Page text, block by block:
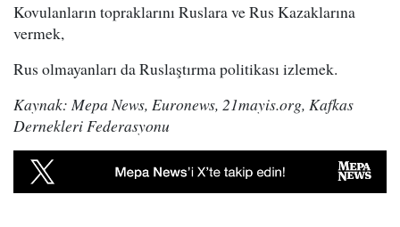
Kovulanların topraklarını Ruslara ve Rus Kazaklarına
vermek,
Rus olmayanları da Ruslaştırma politikası izlemek.
Kaynak: Mepa News, Euronews, 21mayis.org, Kafkas
Dernekleri Federasyonu